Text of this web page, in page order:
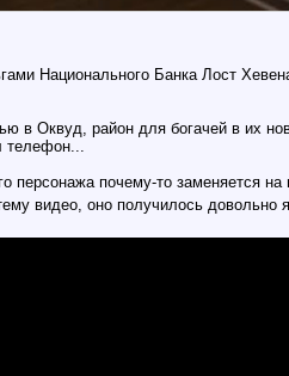
Национального Банка Лост
в Оквуд, район для богачей в их
телефон...
персонажа почему-то заменяется
видео, оно получилось